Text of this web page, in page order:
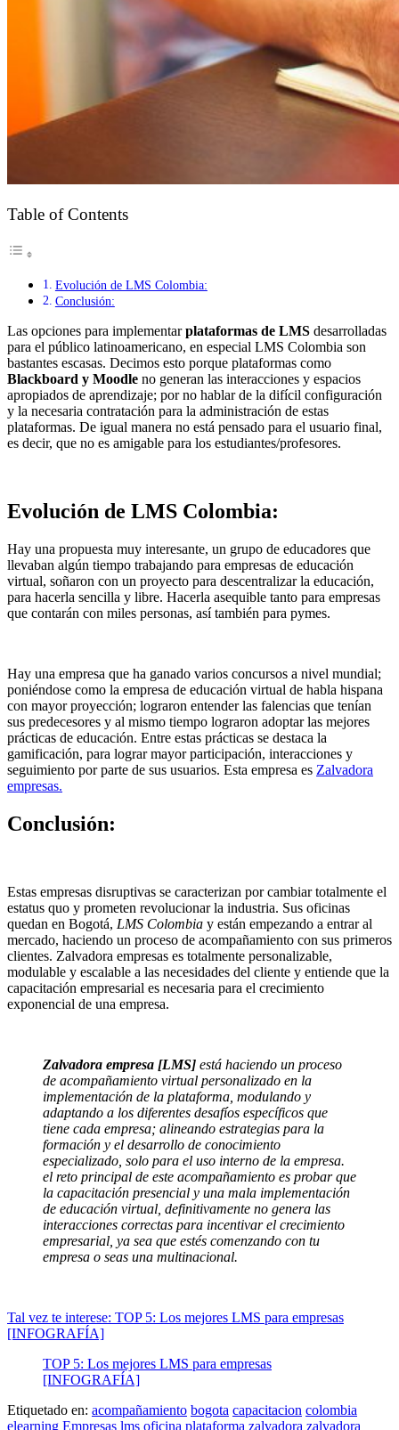
Table of Contents
Evolución de LMS Colombia:
Conclusión:
Las opciones para implementarplataformas de LMS desarrolladas
para el público latinoamericano, en especial LMS Colombia son
bastantes escasas. Decimos esto porque plataformas como
Blackboard y Moodle no generan las interacciones y espacios
apropiados de aprendizaje; por no hablar de la difícil configuración
y la necesaria contratación para la administración de estas
plataformas. De igual manera no está pensado para el usuario final,
es decir, que no es amigable para los estudiantes/profesores.
Evolución de LMS Colombia:
Hay una propuesta muy interesante, un grupo de educadores que
llevaban algún tiempo trabajando para empresas de educación
virtual, soñaron con un proyecto para descentralizar la educación,
para hacerla sencilla y libre. Hacerla asequible tanto para empresas
que contarán con miles personas, así también para pymes.
Hay una empresa que ha ganado varios concursos a nivel mundial;
poniéndose como la empresa de educación virtual de habla hispana
con mayor proyección; lograron entender las falencias que tenían
sus predecesores y al mismo tiempo lograron adoptar las mejores
prácticas de educación. Entre estas prácticas se destaca la
gamificación, para lograr mayor participación, interacciones y
seguimiento por parte de sus usuarios. Esta empresa es Zalvadora
empresas.
Conclusión:
Estas empresas disruptivas se caracterizan por cambiar totalmente el
estatus quo y prometen revolucionar la industria. Sus oficinas
quedan en Bogotá, LMS Colombia y están empezando a entrar al
mercado, haciendo un proceso de acompañamiento con sus primeros
clientes. Zalvadora empresas es totalmente personalizable,
modulable y escalable a las necesidades del cliente y entiende que la
capacitación empresarial es necesaria para el crecimiento
exponencial de una empresa.
Zalvadora empresa [LMS] está haciendo un proceso
de acompañamiento virtual personalizado en la
implementación de la plataforma, modulando y
adaptando a los diferentes desafíos específicos que
tiene cada empresa; alineando estrategias para la
formación y el desarrollo de conocimiento
especializado, solo para el uso interno de la empresa.
el reto principal de este acompañamiento es probar que
la capacitación presencial y una mala implementación
de educación virtual, definitivamente no genera las
interacciones correctas para incentivar el crecimiento
empresarial, ya sea que estés comenzando con tu
empresa o seas una multinacional.
Tal vez te interese: TOP 5: Los mejores LMS para empresas
[INFOGRAFÍA]
TOP 5: Los mejores LMS para empresas
[INFOGRAFÍA]
Etiquetado en: acompañamiento bogota capacitacion colombia
elearning Empresas lms oficina plataforma zalvadora zalvadora